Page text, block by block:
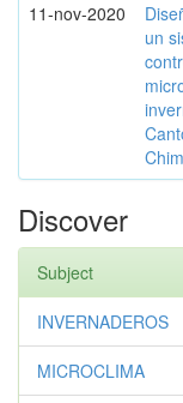
11-nov-2020
un
Discover
Subject
INVERNADEROS
MICROCLIMA